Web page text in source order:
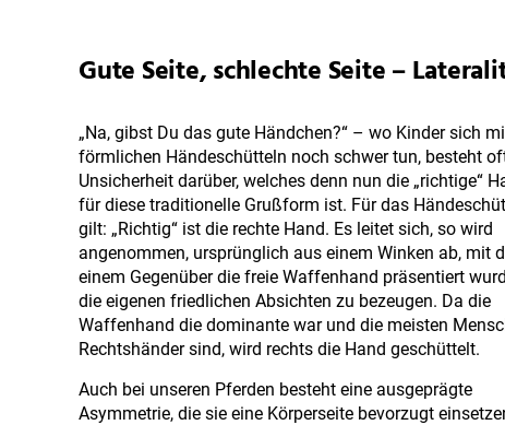
Gute Seite, schlechte Seite –
„Na, gibst Du das gute Händchen?“ – wo Kinder sich
förmlichen Händeschütteln noch schwer tun, besteht
Unsicherheit darüber, welches denn nun die „richtige“
für diese traditionelle Grußform ist. Für das
gilt: „Richtig“ ist die rechte Hand. Es leitet sich, so wird
angenommen, ursprünglich aus einem Winken ab, mit
einem Gegenüber die freie Waffenhand präsentiert
die eigenen friedlichen Absichten zu bezeugen. Da die
Waffenhand die dominante war und die meisten
Rechtshänder sind, wird rechts die Hand geschüttelt.
Auch bei unseren Pferden besteht eine ausgeprägte
Asymmetrie, die sie eine Körperseite bevorzugt